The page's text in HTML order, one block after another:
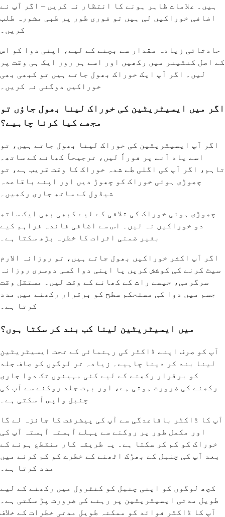
ہیں۔ علامات ظاہر ہونے کا انتظار نہ کریں – اگر آپ نے
اضافی خوراکیں لی ہیں تو فوری طور پر طبی مشورہ طلب
کریں۔
حادثاتی زیادہ مقدار سے بچنے کے لیے، اپنی دوا کو اس
کے اصل کنٹینر میں رکھیں اور اسے ہر روز ایک ہی وقت پر
لیں۔ اگر آپ ایک خوراک بھول جاتے ہیں تو کبھی بھی
خوراکیں دوگنی نہ کریں۔
اگر میں ایسیٹریٹین کی خوراک لینا بھول جاؤں تو
مجھے کیا کرنا چاہیے؟
اگر آپ ایسیٹریٹین کی خوراک لینا بھول جاتے ہیں، تو
اسے یاد آنے پر فوراً لیں، ترجیحاً کھانے کے ساتھ۔
تاہم، اگر آپ کی اگلی طے شدہ خوراک کا وقت قریب ہے، تو
چھوڑی ہوئی خوراک کو چھوڑ دیں اور اپنے باقاعدہ
شیڈول کے ساتھ جاری رکھیں۔
چھوڑی ہوئی خوراک کی تلافی کے لیے کبھی بھی ایک ساتھ
دو خوراکیں نہ لیں۔ اس سے اضافی فائدہ فراہم کیے
بغیر ضمنی اثرات کا خطرہ بڑھ سکتا ہے۔
اگر آپ اکثر خوراکیں بھول جاتے ہیں، تو روزانہ الارم
سیٹ کرنے کی کوشش کریں یا اپنی دوا کسی دوسری روزانہ
سرگرمی، جیسے رات کے کھانے کے وقت لیں۔ مستقل وقت
جسم میں دوا کی مستحکم سطح کو برقرار رکھنے میں مدد
کرتا ہے۔
میں ایسیٹریٹین لینا کب بند کر سکتا ہوں؟
آپ کو صرف اپنے ڈاکٹر کی رہنمائی کے تحت ایسیٹریٹین
لینا بند کر دینا چاہیے۔ زیادہ تر لوگوں کو صاف جلد
کو برقرار رکھنے کے لیے کئی مہینوں تک دوا جاری
رکھنے کی ضرورت ہوتی ہے، اور بہت جلد روکنے سے آپ کی
چنبل واپس آ سکتی ہے۔
آپ کا ڈاکٹر باقاعدگی سے آپ کی پیشرفت کا جائزہ لے گا
اور مکمل طور پر روکنے سے پہلے آہستہ آہستہ آپ کی
خوراک کو کم کر سکتا ہے۔ یہ طریقہ کار منقطع ہونے کے
بعد آپ کی چنبل کے بھڑک اٹھنے کے خطرے کو کم کرنے میں
مدد کرتا ہے۔
کچھ لوگوں کو اپنی چنبل کو کنٹرول میں رکھنے کے لیے
طویل مدتی ایسیٹریٹین پر رہنے کی ضرورت پڑ سکتی ہے۔
آپ کا ڈاکٹر فوائد کو ممکنہ طویل مدتی خطرات کے خلاف